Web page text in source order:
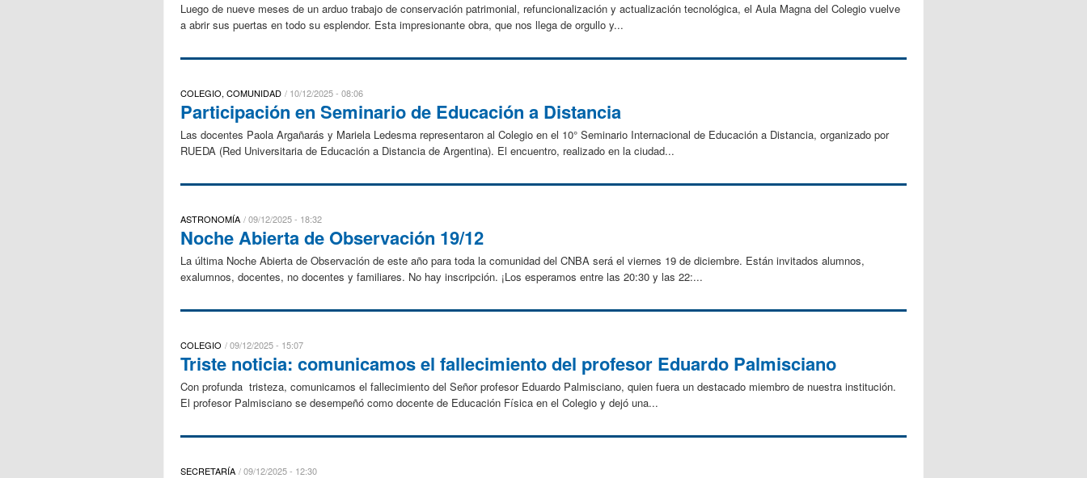
Luego de nueve meses de un arduo trabajo de conservación patrimonial, refuncionalización y actualización tecnológica, el Aula Magna del Colegio vuelve
a abrir sus puertas en todo su esplendor. Esta impresionante obra, que nos llega de orgullo y...
COLEGIO, COMUNIDAD 10/12/2025 - 08:06
Participación en Seminario de Educación a Distancia
Las docentes Paola Argañarás y Mariela Ledesma representaron al Colegio en el 10° Seminario Internacional de Educación a Distancia, organizado por
RUEDA (Red Universitaria de Educación a Distancia de Argentina). El encuentro, realizado en la ciudad...
ASTRONOMÍA 09/12/2025 - 18:32
Noche Abierta de Observación 19/12
La última Noche Abierta de Observación de este año para toda la comunidad del CNBA será el viernes 19 de diciembre. Están invitados alumnos,
exalumnos, docentes, no docentes y familiares. No hay inscripción. ¡Los esperamos entre las 20:30 y las 22:...
COLEGIO 09/12/2025 - 15:07
Triste noticia: comunicamos el fallecimiento del profesor Eduardo Palmisciano
Con profunda tristeza, comunicamos el fallecimiento del Señor profesor Eduardo Palmisciano, quien fuera un destacado miembro de nuestra institución.
El profesor Palmisciano se desempeñó como docente de Educación Física en el Colegio y dejó una...
SECRETARÍA 09/12/2025 - 12:30